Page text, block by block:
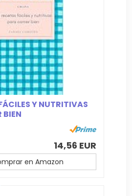
Y NUTRITIVAS
BIEN
14,56 EUR
en Amazon